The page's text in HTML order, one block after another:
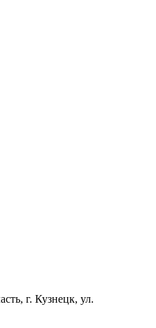
г. Кузнецк, ул.